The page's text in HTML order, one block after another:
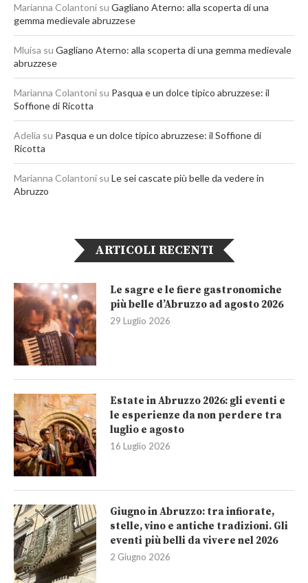
Marianna Colantoni su Gagliano Aterno: alla scoperta di una
gemma medievale abruzzese
Mluisa su Gagliano Aterno: alla scoperta di una gemma medievale
abruzzese
Marianna Colantoni su Pasqua e un dolce tipico abruzzese: il
Soffione di Ricotta
Adelia su Pasqua e un dolce tipico abruzzese: il Soffione di
Ricotta
Marianna Colantoni su Le sei cascate più belle da vedere in
Abruzzo
ARTICOLI RECENTI
Le sagre e le fiere gastronomiche
più belle d’Abruzzo ad agosto 2026
29 Luglio 2026
Estate in Abruzzo 2026: gli eventi e
le esperienze da non perdere tra
luglio e agosto
16 Luglio 2026
Giugno in Abruzzo: tra infiorate,
stelle, vino e antiche tradizioni. Gli
eventi più belli da vivere nel 2026
2 Giugno 2026